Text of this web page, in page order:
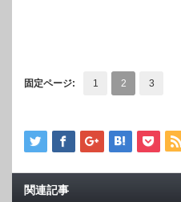
固定ページ: 1 2 3
関連記事